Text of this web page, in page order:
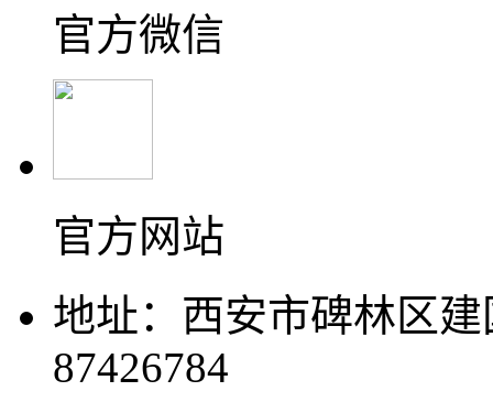
官方微信
官方网站
地址：西安市碑林区
87426784